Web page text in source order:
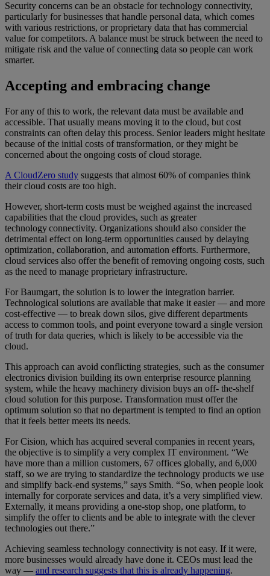
Security concerns can be an obstacle for technology connectivity,
particularly for businesses that handle personal data, which comes
with various restrictions, or proprietary data that has commercial
value for competitors. A balance must be struck between the need to
mitigate risk and the value of connecting data so people can work
smarter.
Accepting and embracing change
For any of this to work, the relevant data must be available and
accessible. That usually means moving it to the cloud, but cost
constraints can often delay this process. Senior leaders might hesitate
because of the initial costs of transformation, or they might be
concerned about the ongoing costs of cloud storage.
A CloudZero study suggests that almost 60% of companies think
their cloud costs are too high.
However, short-term costs must be weighed against the increased
capabilities that the cloud provides, such as greater
technology connectivity. Organizations should also consider the
detrimental effect on long-term opportunities caused by delaying
optimization, collaboration, and automation efforts. Furthermore,
cloud services also offer the benefit of removing ongoing costs, such
as the need to manage proprietary infrastructure.
For Baumgart, the solution is to lower the integration barrier.
Technological solutions are available that make it easier — and more
cost-effective — to break down silos, give different departments
access to common tools, and point everyone toward a single version
of truth for data queries, which is likely to be accessible via the
cloud.
This approach can avoid conflicting strategies, such as the consumer
electronics division building its own enterprise resource planning
system, while the heavy machinery division buys an off- the-shelf
cloud solution for this purpose. Transformation must offer the
optimum solution so that no department is tempted to find an option
that it feels better meets its needs.
For Cision, which has acquired several companies in recent years,
the objective is to simplify a very complex IT environment. “We
have more than a million customers, 67 offices globally, and 6,000
staff, so we are trying to standardize the technology products we use
and simplify back-end systems,” says Smith. “So, when people look
internally for corporate services and data, it’s a very simplified view.
Externally, it means providing a one-stop shop, one platform, to
simplify the offer to clients and be able to integrate with the clever
technologies out there.”
Achieving seamless technology connectivity is not easy. If it were,
more businesses would already have done it. CEOs must lead the
way — and research suggests that this is already happening.